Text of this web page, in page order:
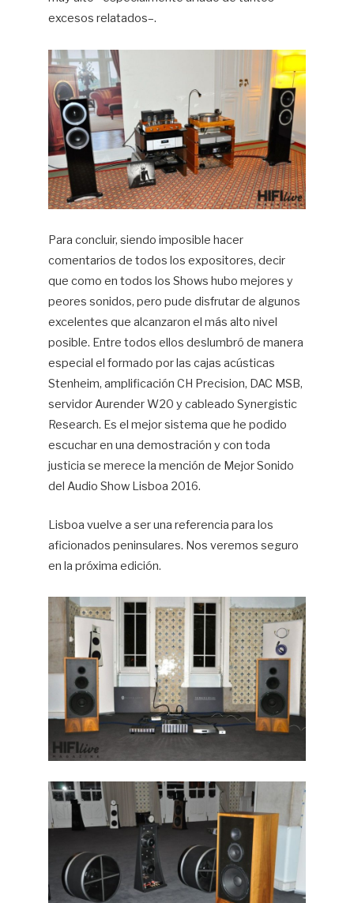
excesos relatados–.
Para concluir, siendo imposible hacer
comentarios de todos los expositores, decir
que como en todos los Shows hubo mejores y
peores sonidos, pero pude disfrutar de algunos
excelentes que alcanzaron el más alto nivel
posible. Entre todos ellos deslumbró de manera
especial el formado por las cajas acústicas
Stenheim, amplificación CH Precision, DAC MSB,
servidor Aurender W20 y cableado Synergistic
Research. Es el mejor sistema que he podido
escuchar en una demostración y con toda
justicia se merece la mención de Mejor Sonido
del Audio Show Lisboa 2016.
Lisboa vuelve a ser una referencia para los
aficionados peninsulares. Nos veremos seguro
en la próxima edición.